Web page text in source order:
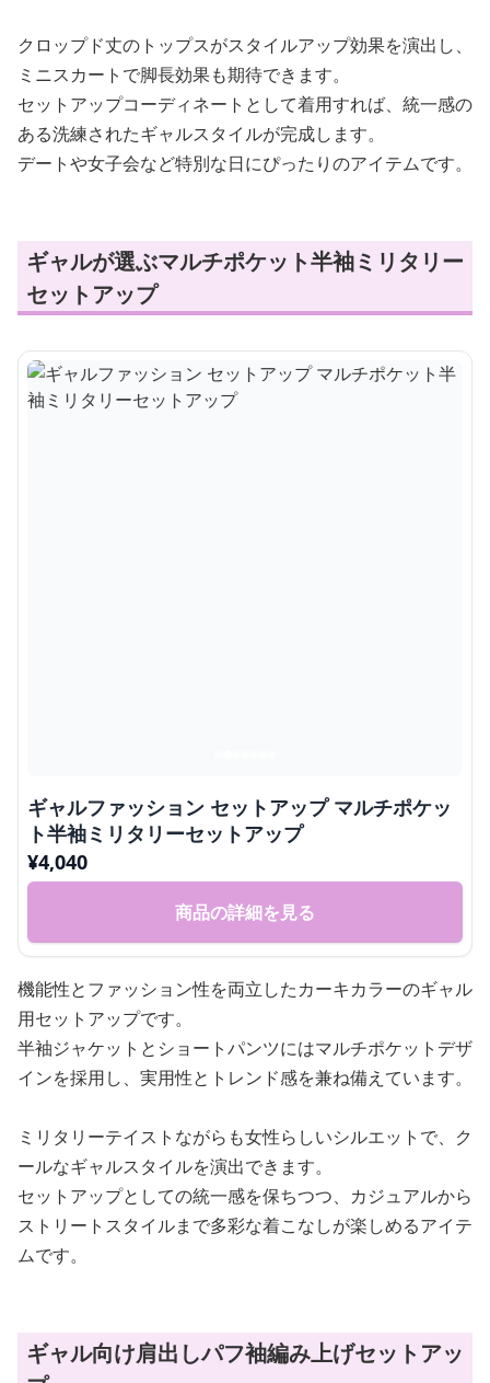
クロップド丈のトップスがスタイルアップ効果を演出し、
ミニスカートで脚長効果も期待できます。
セットアップコーディネートとして着用すれば、統一感の
ある洗練されたギャルスタイルが完成します。
デートや女子会など特別な日にぴったりのアイテムです。
ギャルが選ぶマルチポケット半袖ミリタリー
セットアップ
ギャルファッション セットアップ マルチポケッ
ト半袖ミリタリーセットアップ
¥4,040
商品の詳細を見る
機能性とファッション性を両立したカーキカラーのギャル
用セットアップです。
半袖ジャケットとショートパンツにはマルチポケットデザ
インを採用し、実用性とトレンド感を兼ね備えています。
ミリタリーテイストながらも女性らしいシルエットで、ク
ールなギャルスタイルを演出できます。
セットアップとしての統一感を保ちつつ、カジュアルから
ストリートスタイルまで多彩な着こなしが楽しめるアイテ
ムです。
ギャル向け肩出しパフ袖編み上げセットアッ